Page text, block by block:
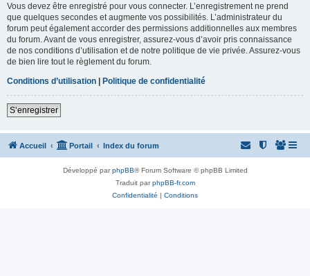
Vous devez être enregistré pour vous connecter. L’enregistrement ne prend
que quelques secondes et augmente vos possibilités. L’administrateur du
forum peut également accorder des permissions additionnelles aux membres
du forum. Avant de vous enregistrer, assurez-vous d’avoir pris connaissance
de nos conditions d’utilisation et de notre politique de vie privée. Assurez-vous
de bien lire tout le règlement du forum.
Conditions d’utilisation | Politique de confidentialité
S’enregistrer
Accueil Portail Index du forum
Développé parphpBB® Forum Software © phpBB Limited
Traduit parphpBB-fr.com
Confidentialité | Conditions